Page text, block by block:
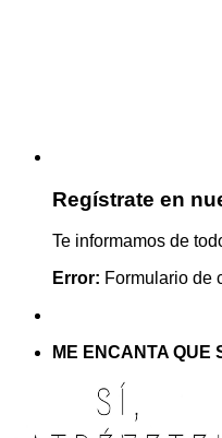
Regístrate en
Te informamos de
Error: Formulario de
ME ENCANTA QUE